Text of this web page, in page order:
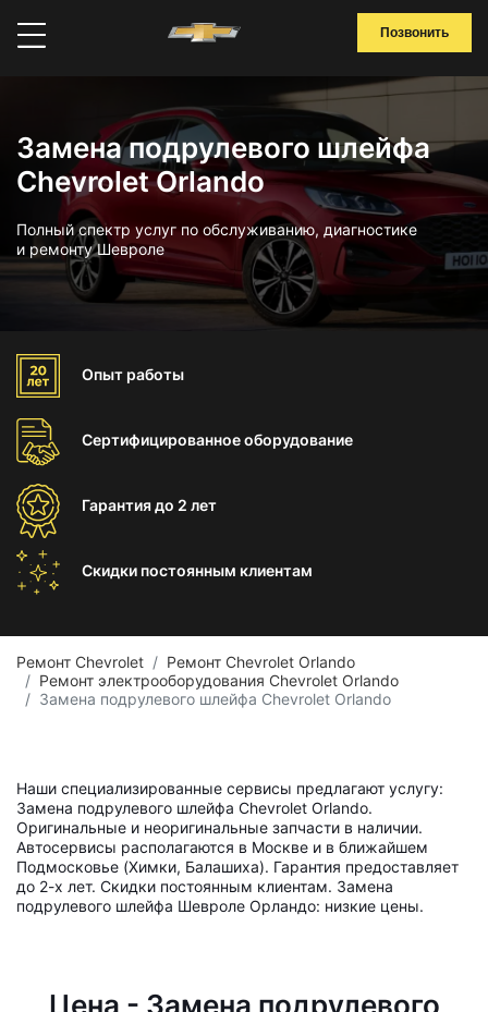
Позвонить
Замена подрулевого шлейфа
Chevrolet Orlando
Полный спектр услуг по обслуживанию, диагностике
и ремонту Шевроле
Опыт работы
Сертифицированноеоборудование
Гарантиядо 2 лет
Скидки постоянным клиентам
Ремонт Chevrolet
Ремонт Chevrolet Orlando
Ремонт электрооборудования Chevrolet Orlando
Замена подрулевого шлейфа Chevrolet Orlando
Наши специализированные сервисы предлагают услугу:
Замена подрулевого шлейфа Chevrolet Orlando.
Оригинальные и неоригинальные запчасти в наличии.
Автосервисы располагаются в Москве и в ближайшем
Подмосковье (Химки, Балашиха). Гарантия предоставляет
до 2-х лет. Скидки постоянным клиентам. Замена
подрулевого шлейфа Шевроле Орландо: низкие цены.
Цена - Замена подрулевого